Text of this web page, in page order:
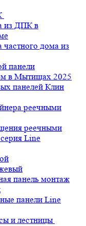
из ДПК в
дома из
панели
в Мытищах 2025
панелей Клин
реечными
реечными
Line
панель монтаж
панели Line
и лестницы